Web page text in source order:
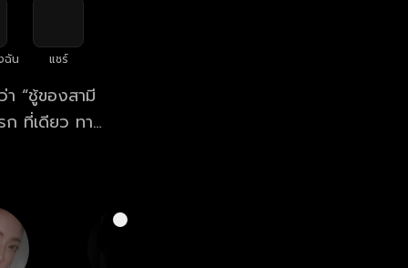
ฉัน แชร์
“ชู้ของสามี
ที่เดียว ทาง